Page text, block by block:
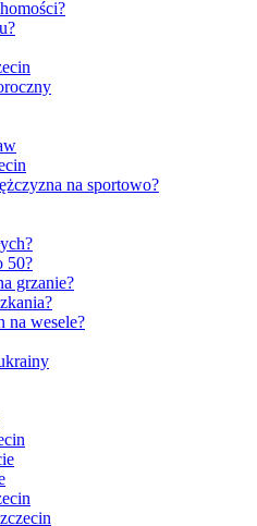
na sportowo?
50?
grzanie?
na wesele?